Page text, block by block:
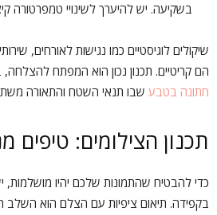
בשקיעה. יש להיערך לשינויי טמפרטורה
שיקולים לוגיסטיים כמו נגישות לאורחים,
הם קריטיים. תכנון נכון הוא המפתח
חתונה בטבע שבו תנאי השטח והתאורה
תכנון הצילומים: טיפים
כדי להבטיח שהתמונות שלכם יהיו מושלמות,
בקפידה. תיאום ציפיות עם הצלם הוא השלב